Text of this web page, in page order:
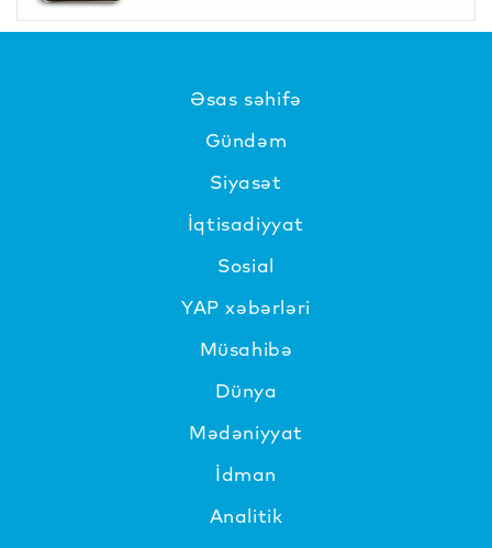
Əsas səhifə
Gündəm
Siyasət
İqtisadiyyat
Sosial
YAP xəbərləri
Müsahibə
Dünya
Mədəniyyat
İdman
Analitik